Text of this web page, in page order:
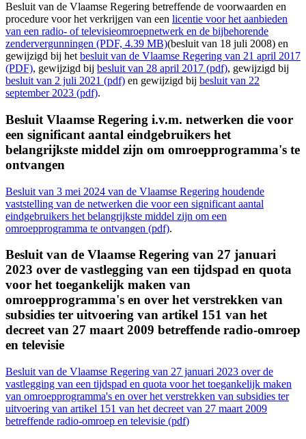
Besluit van de Vlaamse Regering betreffende de voorwaarden en
procedure voor het verkrijgen van een licentie voor het aanbieden
van een radio- of televisieomroepnetwerk en de bijbehorende
zendervergunningen (PDF, 4.39 MB)(besluit van 18 juli 2008) en
gewijzigd bij het besluit van de Vlaamse Regering van 21 april 2017
(PDF), gewijzigd bij besluit van 28 april 2017 (pdf), gewijzigd bij
besluit van 2 juli 2021 (pdf) en gewijzigd bij besluit van 22
september 2023 (pdf).
Besluit Vlaamse Regering i.v.m. netwerken die voor
een significant aantal eindgebruikers het
belangrijkste middel zijn om omroepprogramma's te
ontvangen
Besluit van 3 mei 2024 van de Vlaamse Regering houdende
vaststelling van de netwerken die voor een significant aantal
eindgebruikers het belangrijkste middel zijn om een
omroepprogramma te ontvangen (pdf).
Besluit van de Vlaamse Regering van 27 januari
2023 over de vastlegging van een tijdspad en quota
voor het toegankelijk maken van
omroepprogramma's en over het verstrekken van
subsidies ter uitvoering van artikel 151 van het
decreet van 27 maart 2009 betreffende radio-omroep
en televisie
Besluit van de Vlaamse Regering van 27 januari 2023 over de
vastlegging van een tijdspad en quota voor het toegankelijk maken
van omroepprogramma's en over het verstrekken van subsidies ter
uitvoering van artikel 151 van het decreet van 27 maart 2009
betreffende radio-omroep en televisie (pdf)